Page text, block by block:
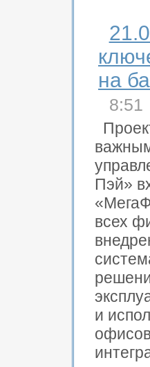
на
8:51
Пэй»
всех
и